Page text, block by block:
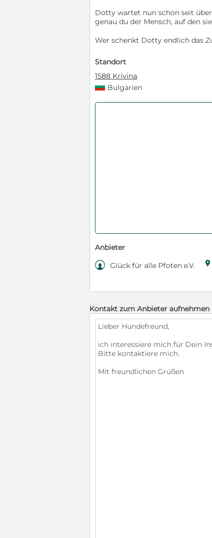
Dotty wartet nun schon seit
genau du der Mensch, auf den
Wer schenkt Dotty endlich das
Standort
1588 Krivina
Bulgarien
Anbieter
 Glück für alle Pfoten e.V. 
Kontakt zum Anbieter aufnehmen